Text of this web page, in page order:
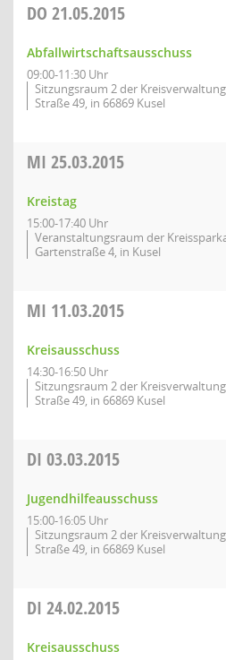
DO 21.05.2015
Abfallwirtschaftsausschuss
09:00-11:30 Uhr
Sitzungsraum 2 der
Straße 49, in 66869 Kusel
MI 25.03.2015
Kreistag
15:00-17:40 Uhr
Veranstaltungsraum der
Gartenstraße 4, in Kusel
MI 11.03.2015
Kreisausschuss
14:30-16:50 Uhr
Sitzungsraum 2 der
Straße 49, in 66869 Kusel
DI 03.03.2015
Jugendhilfeausschuss
15:00-16:05 Uhr
Sitzungsraum 2 der
Straße 49, in 66869 Kusel
DI 24.02.2015
Kreisausschuss